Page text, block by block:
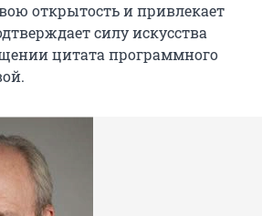
открытость и привлекает
силу искусства
цитата программного